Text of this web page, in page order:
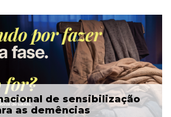
de sensibilização
as demências